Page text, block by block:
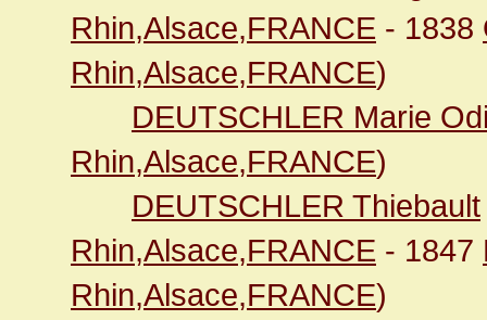
Rhin,Alsace,FRANCE - 1838
Rhin,Alsace,FRANCE)
DEUTSCHLER Marie
Rhin,Alsace,FRANCE)
DEUTSCHLER Thiebault
Rhin,Alsace,FRANCE - 1847
Rhin,Alsace,FRANCE)